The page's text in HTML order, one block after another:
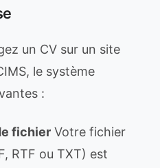
un CV sur un site
le système
:
fichier Votre fichier
RTF ou TXT) est